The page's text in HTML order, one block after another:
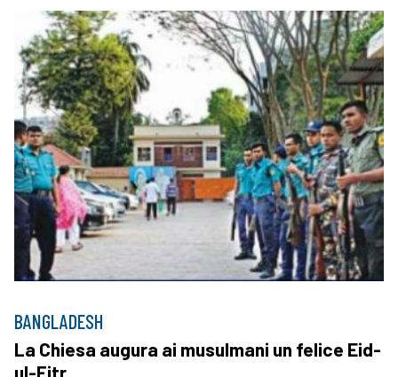
BANGLADESH
La Chiesa augura ai musulmani un felice Eid-
ul-Fitr